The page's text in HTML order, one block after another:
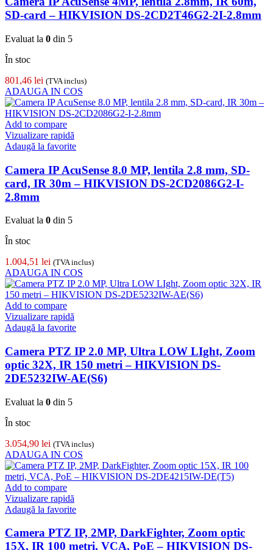
SD-card – HIKVISION DS-2CD2T46G2-2I-2.8mm
Evaluat la 0 din 5
În stoc
801,46 lei (TVA inclus)
ADAUGA IN COS
Add to compare
Vizualizare rapidă
Adaugă la favorite
Camera IP AcuSense 8.0 MP, lentila 2.8 mm, SD-
card, IR 30m – HIKVISION DS-2CD2086G2-I-
2.8mm
Evaluat la 0 din 5
În stoc
1.004,51 lei (TVA inclus)
ADAUGA IN COS
Add to compare
Vizualizare rapidă
Adaugă la favorite
Camera PTZ IP 2.0 MP, Ultra LOW LIght, Zoom
optic 32X, IR 150 metri – HIKVISION DS-
2DE5232IW-AE(S6)
Evaluat la 0 din 5
În stoc
3.054,90 lei (TVA inclus)
ADAUGA IN COS
Add to compare
Vizualizare rapidă
Adaugă la favorite
Camera PTZ IP, 2MP, DarkFighter, Zoom optic
15X, IR 100 metri, VCA, PoE – HIKVISION DS-